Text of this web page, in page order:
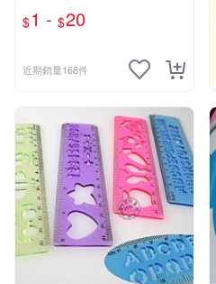
$1 - $20
近期銷量168件